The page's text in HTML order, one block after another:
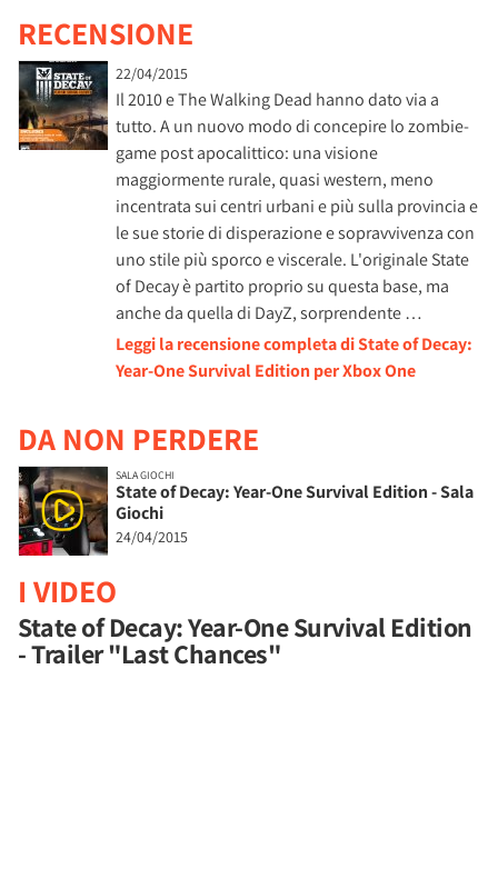
RECENSIONE
22/04/2015
Il 2010 e The Walking Dead hanno dato via a
tutto. A un nuovo modo di concepire lo zombie-
game post apocalittico: una visione
maggiormente rurale, quasi western, meno
incentrata sui centri urbani e più sulla provincia e
le sue storie di disperazione e sopravvivenza con
uno stile più sporco e viscerale. L'originale State
of Decay è partito proprio su questa base, ma
anche da quella di DayZ, sorprendente …
Leggi la recensione completa di State of Decay:
Year-One Survival Edition per Xbox One
DA NON PERDERE
SALA GIOCHI
State of Decay: Year-One Survival Edition - Sala
Giochi
24/04/2015
I VIDEO
State of Decay: Year-One Survival Edition
- Trailer "Last Chances"